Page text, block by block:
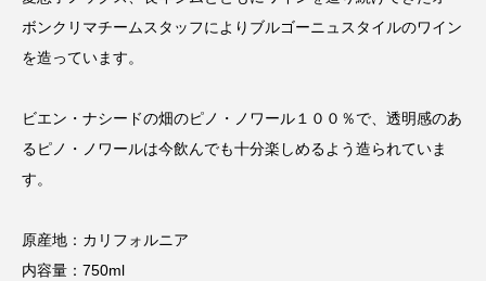
ボンクリマチームスタッフによりブルゴーニュスタイルのワイン
を造っています。
ビエン・ナシードの畑のピノ・ノワール１００％で、透明感のあ
るピノ・ノワールは今飲んでも十分楽しめるよう造られていま
す。
原産地：カリフォルニア
内容量：750ml